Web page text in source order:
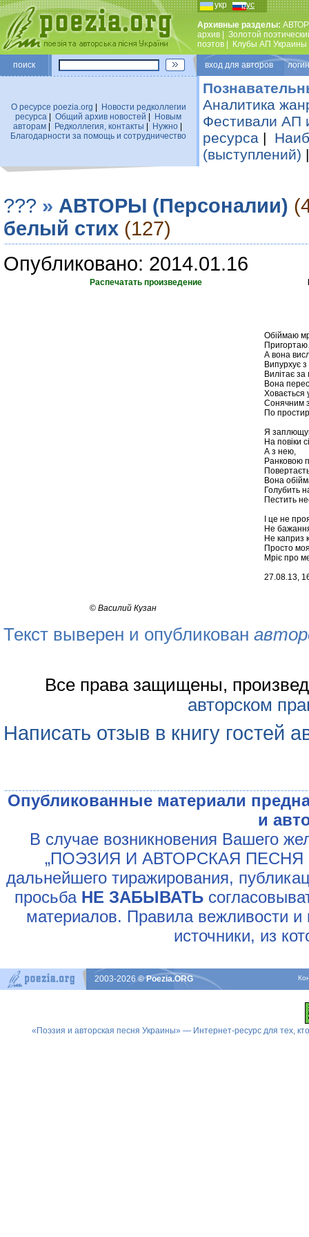
укр рус
Архивные разделы:
архив
Золотой
поэтов
Клубы АП Украины
поиск вход для авторов
О ресурсе poezia.org
Новости редколлегии
ресурса
Общий архив новостей
Новым
авторам| Редколлегия, контакты Нужно|
Благодарности за помощь и сотрудничество
Аналитика
Фестивали АП
ресурса |
(выступлений)
??? » АВТОРЫ (Персоналии)
белый стих (127)
Опубликовано: 2014.01.16
Распечатать произведение
Обіймаю
А вона
Випурхує з
Вилітає
Вона
Ховається
Сонячним
По
Я
На повіки
А з нею,
Ранковою
Вона
Голубить
Пестить
І це не
Не
Не каприз
Просто
Мріє про
27.08.13,
© Василий Кузан
Текст выверен и опубликован
Все права защищены,
авторском
Написать отзыв в книгу гостей
Опубликованные материали
и
В случае возникновения Вашего
„ПОЭЗИЯ И АВТОРСКАЯ ПЕСНЯ
дальнейшего тиражирования,
просьба НЕ ЗАБЫВАТЬ
материалов. Правила вежливости и
источники, из
2003-2026© Poezia.ORG
«Поэзия и авторская песня Украины» — Интернет-ресурс для тех,